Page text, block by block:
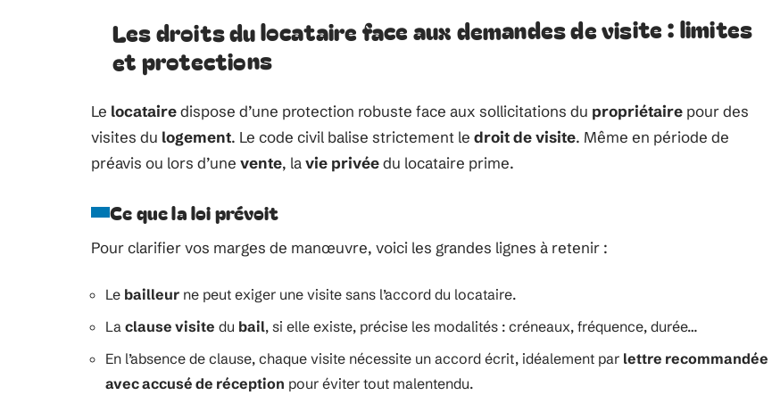
Les droits du locataire face aux demandes de visite : limites
et protections
Le locatairedispose d’une protection robuste face aux sollicitations du propriétaire pour des
visites du logement. Le code civil balise strictement le droit de visite. Même en période de
préavis ou lors d’une vente, lavie privéedu locataire prime.
Ce que la loi prévoit
Pour clarifier vos marges de manœuvre, voici les grandes lignes à retenir :
Le bailleur ne peut exiger une visite sans l’accord du locataire.
La clause visite du bail, si elle existe, précise les modalités : créneaux, fréquence, durée…
En l’absence de clause, chaque visite nécessite un accord écrit, idéalement par lettre recommandée
avec accusé de réception pour éviter tout malentendu.